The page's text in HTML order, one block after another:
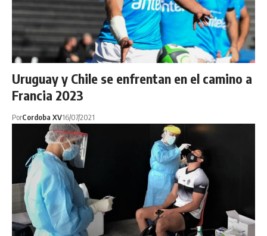
Uruguay y Chile se enfrentan en el camino a
Francia 2023
PorCordoba XV16/07/2021